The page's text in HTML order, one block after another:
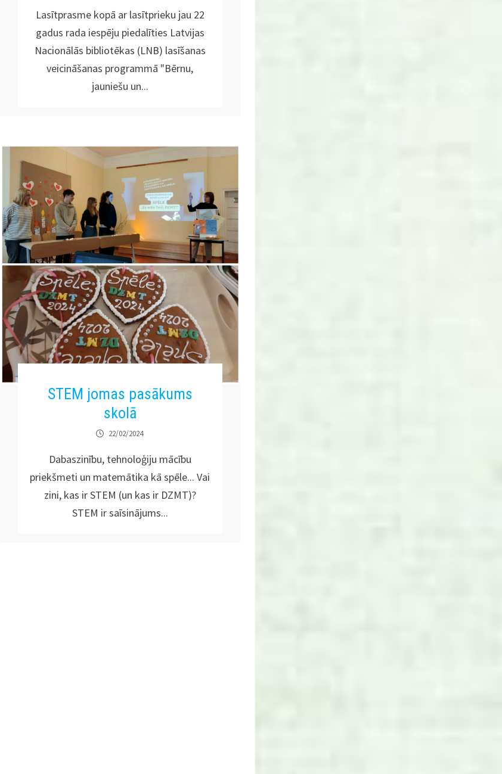
Lasītprasme kopā ar lasītprieku jau 22
gadus rada iespēju piedalīties Latvijas
Nacionālās bibliotēkas (LNB) lasīšanas
veicināšanas programmā "Bērnu,
jauniešu un...
STEM jomas pasākums
skolā
22/02/2024
Dabaszinību, tehnoloģiju mācību
priekšmeti un matemātika kā spēle... Vai
zini, kas ir STEM (un kas ir DZMT)?
STEM ir saīsinājums...